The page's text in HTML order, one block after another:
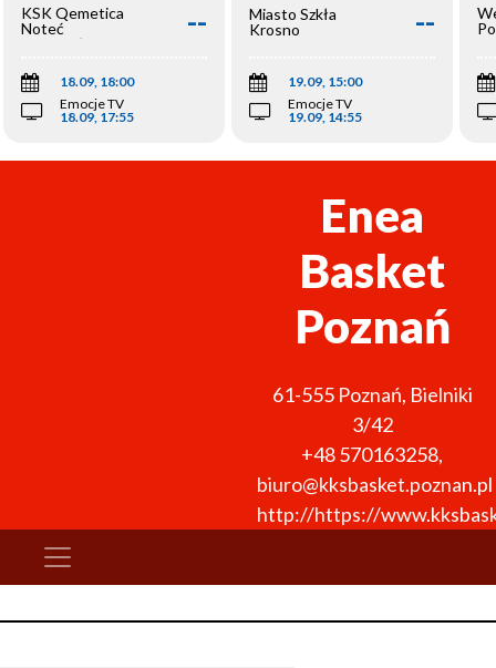
KSK Qemetica
Noteć
Inowrocław
--
18.09, 18:00
Emocje TV
18.09, 17:55
Miasto Szkła
Krosno
--
19.09, 15:00
Emocje TV
19.09, 14:55
Enea
Basket
Poznań
61-555 Poznań, Bielniki
3/42
+48 570163258,
biuro@kksbasket.poznan.pl
http://https://